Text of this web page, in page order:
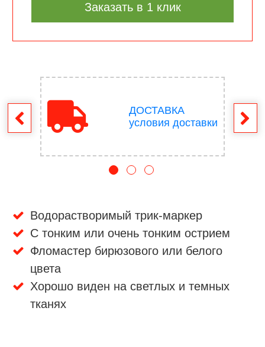
Заказать в 1 клик
ДОСТАВКА
условия доставки
Водорастворимый трик-маркер
С тонким или очень тонким острием
Фломастер бирюзового или белого
цвета
Хорошо виден на светлых и темных
тканях